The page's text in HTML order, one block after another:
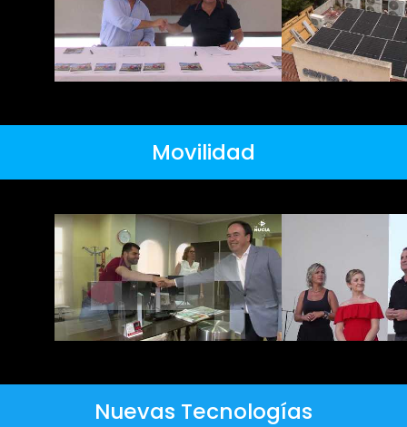
Movilidad
Nuevas Tecnologías